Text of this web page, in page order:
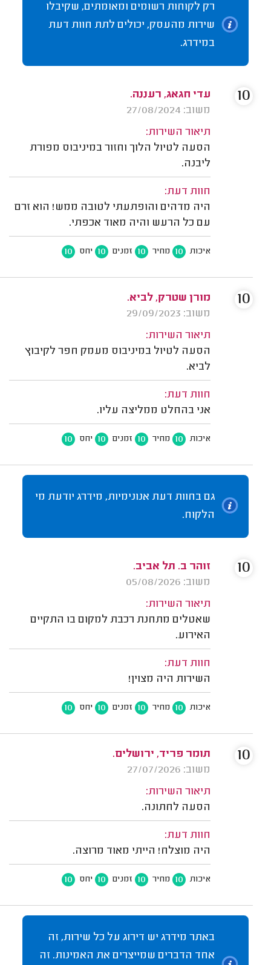
רק לקוחות רשומים ומאומתים, שקיבלו
שירות מהעסק, יכולים לתת חוות דעת
במידרג.
עדי חגאג, רעננה.
משוב: 27/08/2024
תיאור השירות:
הסעה לטיול הלוך וחזור במיניבוס מפורת
ליבנה.
חוות דעת:
היה מדהים והופתעתי לטובה ממש! הוא זרם
עם כל הרעש והיה מאוד אכפתי.
איכות 10 מחיר 10 זמנים 10 יחס 10
10
מורן שטרק, לביא.
משוב: 29/09/2023
תיאור השירות:
הסעה לטיול במיניבוס מעמק חפר לקיבוץ
לביא.
חוות דעת:
אני בהחלט ממליצה עליו.
איכות 10 מחיר 10 זמנים 10 יחס 10
10
גם בחוות דעת אנונימיות, מידרג יודעת מי
הלקוח.
זוהר ב. תל אביב.
משוב: 05/08/2026
תיאור השירות:
שאטלים מתחנת רכבת למקום בו התקיים
האירוע.
חוות דעת:
השירות היה מצוין!
איכות 10 מחיר 10 זמנים 10 יחס 10
10
תומר פריד, ירושלים.
משוב: 27/07/2026
תיאור השירות:
הסעה לחתונה.
חוות דעת:
היה מוצלח! הייתי מאוד מרוצה.
איכות 10 מחיר 10 זמנים 10 יחס 10
10
באתר מידרג יש דירוג על כל שירות, זה
אחד הדברים שמייצרים את האמינות. זה